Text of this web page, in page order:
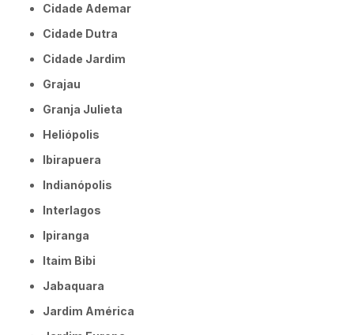
Cidade Ademar
Cidade Dutra
Cidade Jardim
Grajau
Granja Julieta
Heliópolis
Ibirapuera
Indianópolis
Interlagos
Ipiranga
Itaim Bibi
Jabaquara
Jardim América